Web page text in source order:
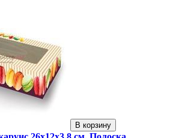
В корзину